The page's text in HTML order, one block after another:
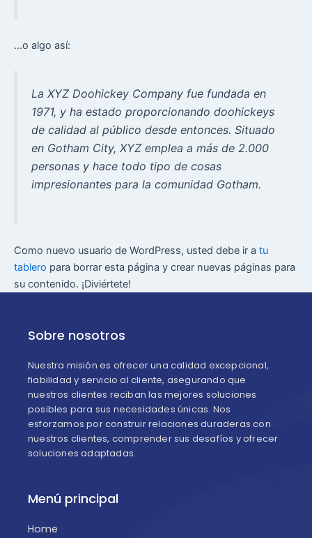
...o algo así:
La XYZ Doohickey Company fue fundada en
1971, y ha estado proporcionando doohickeys
de calidad al público desde entonces. Situado
en Gotham City, XYZ emplea a más de 2.000
personas y hace todo tipo de cosas
impresionantes para la comunidad Gotham.
Como nuevo usuario de WordPress, usted debe ir a tu
tablero para borrar esta página y crear nuevas páginas para
su contenido. ¡Diviértete!
Sobre nosotros
Nuestra misión es ofrecer una calidad excepcional,
fiabilidad y servicio al cliente, asegurando que
nuestros clientes reciban las mejores soluciones
posibles para sus necesidades únicas. Nos
esforzamos por construir relaciones duraderas con
nuestros clientes, comprender sus desafíos y ofrecer
soluciones adaptadas.
Menú principal
Home